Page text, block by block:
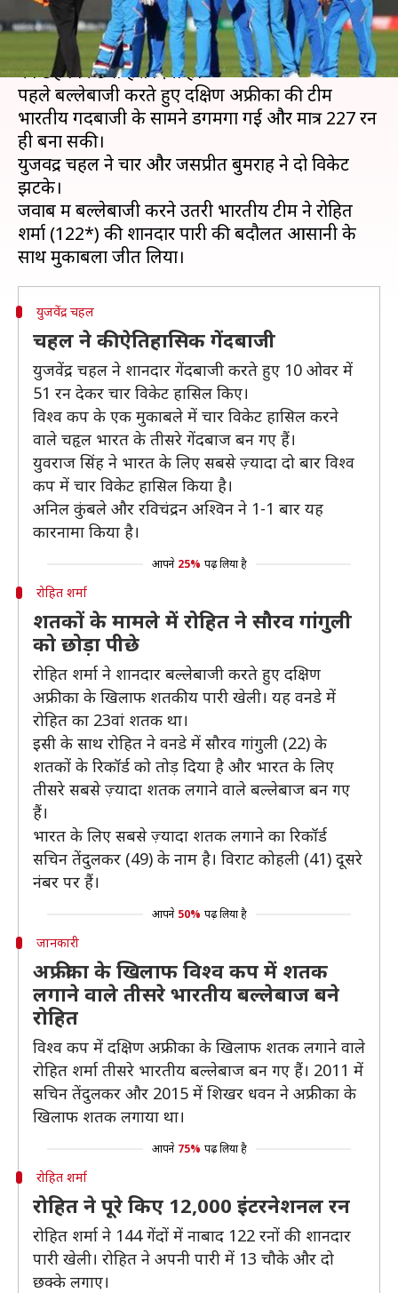
क्या है खबर?
विश्व कप 2019 के आठवें मैच में भारत ने दक्षिण अफ्रीका
को छह विकेट से हरा दिया है।
पहले बल्लेबाजी करते हुए दक्षिण अफ्रीका की टीम
भारतीय गेंदबाजी के सामने डगमगा गई और मात्र 227 रन
ही बना सकी।
युजवेंद्र चहल ने चार और जसप्रीत बुमराह ने दो विकेट
झटके।
जवाब में बल्लेबाजी करने उतरी भारतीय टीम ने रोहित
शर्मा (122*) की शानदार पारी की बदौलत आसानी के
युजवेंद्र चहल
चहल ने की ऐतिहासिक गेंदबाजी
युजवेंद्र चहल ने शानदार गेंदबाजी करते हुए 10 ओवर में
51 रन देकर चार विकेट हासिल किए।
विश्व कप के एक मुकाबले में चार विकेट हासिल करने
वाले चहृल भारत के तीसरे गेंदबाज बन गए हैं।
युवराज सिंह ने भारत के लिए सबसे ज़्यादा दो बार विश्व
कप में चार विकेट हासिल किया है।
अनिल कुंबले और रविचंद्रन अश्विन ने 1-1 बार यह
कारनामा किया है।
आपने 25% पढ़ लिया है
रोहित शर्मा
शतकों के मामले में रोहित ने सौरव गांगुली
को छोड़ा पीछे
रोहित शर्मा ने शानदार बल्लेबाजी करते हुए दक्षिण
अफ्रीका के खिलाफ शतकीय पारी खेली। यह वनडे में
रोहित का 23वां शतक था।
इसी के साथ रोहित ने वनडे में सौरव गांगुली (22) के
शतकों के रिकॉर्ड को तोड़ दिया है और भारत के लिए
तीसरे सबसे ज़्यादा शतक लगाने वाले बल्लेबाज बन गए
हैं।
भारत के लिए सबसे ज़्यादा शतक लगाने का रिकॉर्ड
सचिन तेंदुलकर (49) के नाम है। विराट कोहली (41) दूसरे
नंबर पर हैं।
आपने 50% पढ़ लिया है
जानकारी
अफ्रीका के खिलाफ विश्व कप में शतक
लगाने वाले तीसरे भारतीय बल्लेबाज बने
रोहित
विश्व कप में दक्षिण अफ्रीका के खिलाफ शतक लगाने वाले
रोहित शर्मा तीसरे भारतीय बल्लेबाज बन गए हैं। 2011 में
सचिन तेंदुलकर और 2015 में शिखर धवन ने अफ्रीका के
खिलाफ शतक लगाया था।
आपने 75% पढ़ लिया है
रोहित शर्मा
रोहित ने पूरे किए 12,000 इंटरनेशनल रन
रोहित शर्मा ने 144 गेंदों में नाबाद 122 रनों की शानदार
पारी खेली। रोहित ने अपनी पारी में 13 चौके और दो
छक्के लगाए।